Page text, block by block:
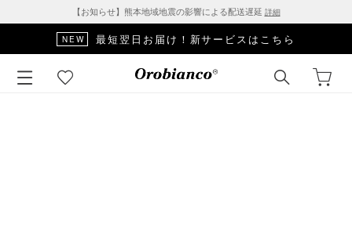
【お知らせ】熊本地域地震の影響による配送遅延 詳細
NEW 最短翌日お届け！新サービスはこちら